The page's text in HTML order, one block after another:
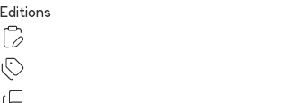
Editions